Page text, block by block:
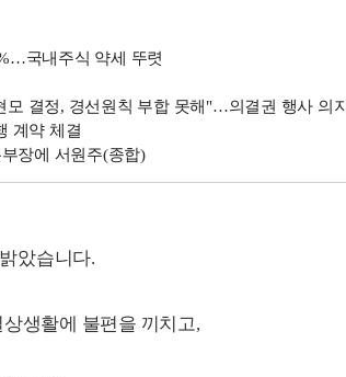
국내주식 약세 뚜렷
모 결정, 경선원칙 부합 못해"…의결권 행사 의지
계약 체결
장에 서원주(종합)
았습니다.
생활에 불편을 끼치고,